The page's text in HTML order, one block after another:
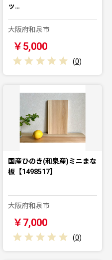
ッ…
大阪府和泉市
￥5,000
(0)
国産ひのき(和泉産)ミニまな
板【1498517】
大阪府和泉市
￥7,000
(0)